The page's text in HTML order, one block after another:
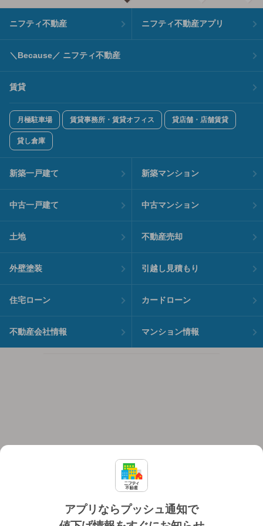
アプリならプッシュ通知で
ニフティ不動産 ニフティ不動産アプリ
＼Because／ ニフティ不動産
賃貸
月極駐車場 賃貸事務所・賃貸オフィス 貸店舗・店舗賃貸
貸し倉庫
新築一戸建て 新築マンション
中古一戸建て 中古マンション
土地 不動産売却
外壁塗装 引越し見積もり
住宅ローン カードローン
不動産会社情報 マンション情報